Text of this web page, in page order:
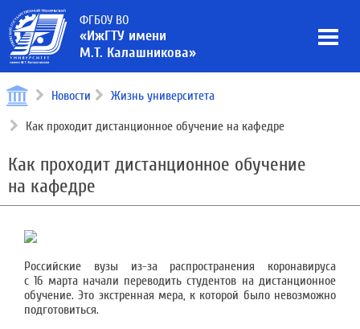
ФГБОУ ВО
«ИжГТУ имени
М.Т. Калашникова»
Новости Жизнь университета
Как проходит дистанционное обучение на кафедре
Как проходит дистанционное обучение
на кафедре
Российские вузы из-за распространения коронавируса
с 16 марта начали переводить студентов на дистанционное
обучение. Это экстренная мера, к которой было невозможно
подготовиться.